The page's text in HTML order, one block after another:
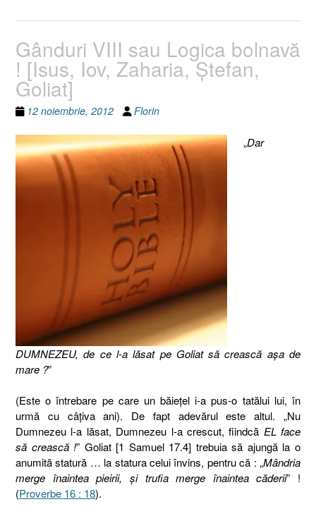
Gânduri VIII sau Logica bolnavă
! [Isus, Iov, Zaharia, Ştefan,
Goliat]
12 noiembrie, 2012 Florin
„Dar
DUMNEZEU, de ce l-alăsatpe Goliat să crească aşade
mare ?”
(Este o întrebare pe care un băieţel i-a pus-o tatălui lui, în
urmă cu câţiva ani). De fapt adevărul este altul. „Nu
Dumnezeu l-a lăsat, Dumnezeu l-a crescut, fiindcă EL face
să crească !” Goliat [1 Samuel 17.4] trebuia să ajungă la o
anumită statură … la statura celui învins, pentru că : „Mândria
merge înaintea pieirii, şi trufia merge înaintea căderii” !
(Proverbe 16 : 18).